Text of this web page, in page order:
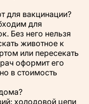
для вакцинации?
для
Без него нельзя
животное к
или пересекать
оформит его
в стоимость
холодовой цепи